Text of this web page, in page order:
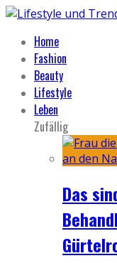
Home
Fashion
Beauty
Lifestyle
Leben
Zufällig
Das